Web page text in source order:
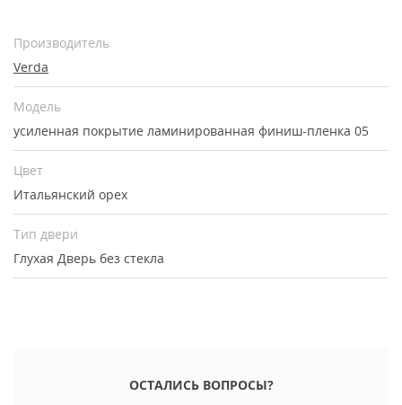
Производитель
Verda
Модель
усиленная покрытие ламинированная финиш-пленка 05
Цвет
Итальянский орех
Тип двери
Глухая Дверь без стекла
ОСТАЛИСЬ ВОПРОСЫ?